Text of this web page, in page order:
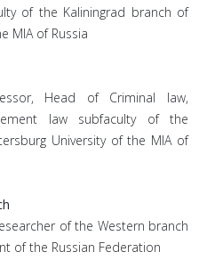
of the Kaliningrad branch of
MIA of Russia
Head of Criminal law,
law subfaculty of the
University of the MIA of
of the Western branch
of the Russian Federation